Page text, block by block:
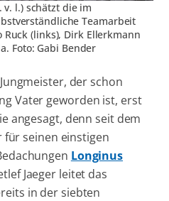
v. l.) schätzt die im
Teamarbeit
(links), Dirk Ellerkmann
Foto: Gabi Bender
der schon
Vater geworden ist, erst
angesagt, denn seit dem
für seinen einstigen
Longinus
Jaeger leitet das
in der siebten